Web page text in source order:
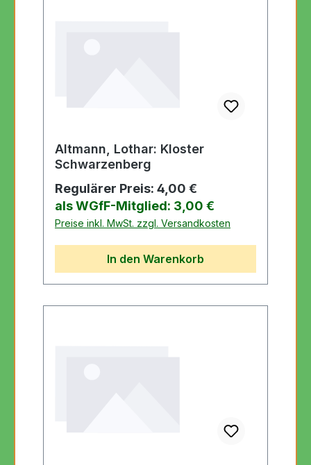
Altmann, Lothar: Kloster
Schwarzenberg
Regulärer Preis:
4,00 €
als WGfF-Mitglied: 3,00 €
Preise inkl. MwSt. zzgl. Versandkosten
In den Warenkorb